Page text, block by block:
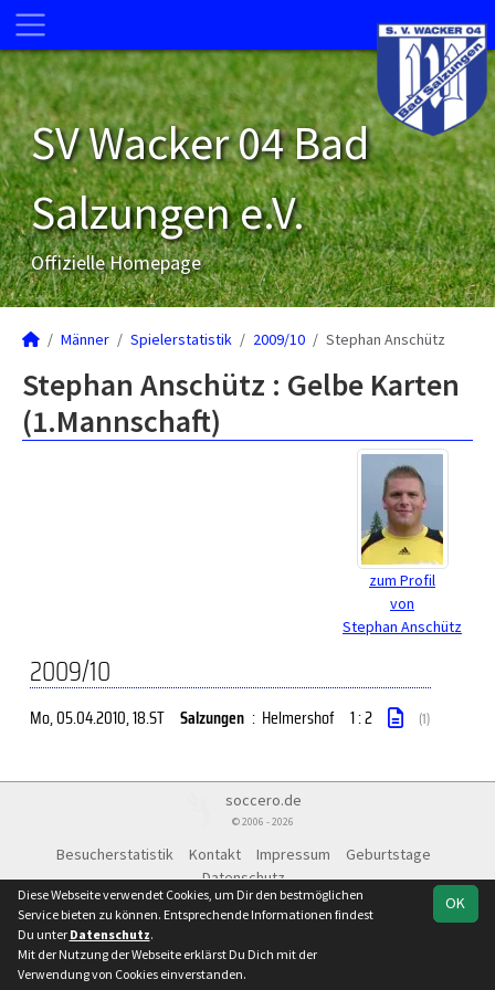
SV Wacker 04 Bad
Salzungen e.V.
Offizielle Homepage
Männer Spielerstatistik 2009/10 Stephan Anschütz
Stephan Anschütz : Gelbe Karten
(1.Mannschaft)
zum Profil
von
Stephan Anschütz
2009/10
Mo, 05.04.2010, 18.ST Salzungen : Helmershof 1 : 2 (1)
soccero.de
© 2006 - 2026
Besucherstatistik Kontakt Impressum
Geburtstage
Datenschutz
OK
Diese Webseite verwendet Cookies, um Dir den bestmöglichen
Service bieten zu können. Entsprechende Informationen findest
Du unter Datenschutz.
Mit der Nutzung der Webseite erklärst Du Dich mit der
Verwendung von Cookies einverstanden.